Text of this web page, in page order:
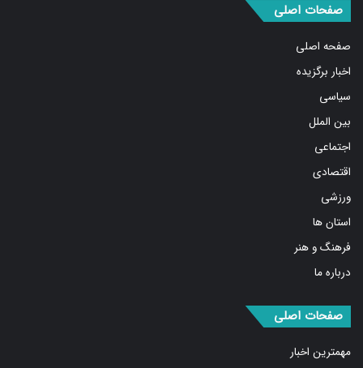
صفحات اصلی
صفحه اصلی
اخبار برگزیده
سیاسی
بین الملل
اجتماعی
اقتصادی
ورزشی
استان ها
فرهنگ و هنر
درباره ما
صفحات اصلی
مهمترین اخبار